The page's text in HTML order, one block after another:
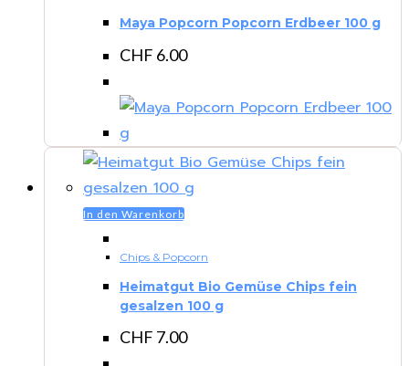
Maya Popcorn Popcorn Erdbeer 100 g
CHF 6.00
In den Warenkorb
Chips & Popcorn
Heimatgut Bio Gemüse Chips fein
gesalzen 100 g
CHF 7.00